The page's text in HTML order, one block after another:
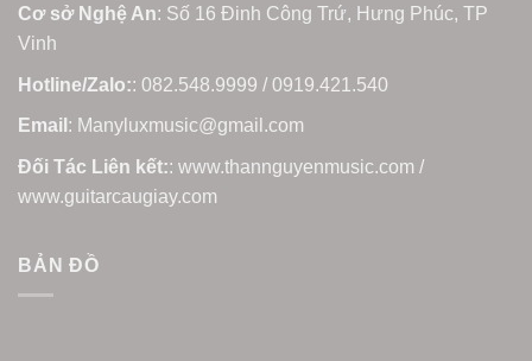
Cơ sở Nghệ An: Số 16 Đinh Công Trứ, Hưng Phúc, TP
Vinh
Hotline/Zalo:: 082.548.9999 / 0919.421.540
Email : Manyluxmusic@gmail.com
Đối Tác Liên kết:: www.thannguyenmusic.com /
www.guitarcaugiay.com
BẢN ĐỒ